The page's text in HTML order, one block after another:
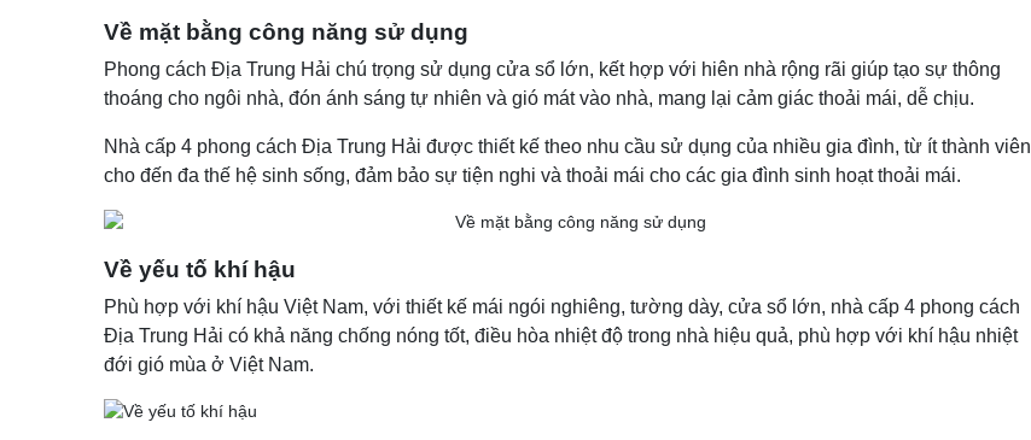
Về mặt bằng công năng sử dụng
Phong cách Địa Trung Hải chú trọng sử dụng cửa sổ lớn, kết hợp với hiên nhà rộng rãi giúp tạo sự thông
thoáng cho ngôi nhà, đón ánh sáng tự nhiên và gió mát vào nhà, mang lại cảm giác thoải mái, dễ chịu.
Nhà cấp 4 phong cách Địa Trung Hải được thiết kế theo nhu cầu sử dụng của nhiều gia đình, từ ít thành viên
cho đến đa thế hệ sinh sống, đảm bảo sự tiện nghi và thoải mái cho các gia đình sinh hoạt thoải mái.
Về yếu tố khí hậu
Phù hợp với khí hậu Việt Nam, với thiết kế mái ngói nghiêng, tường dày, cửa sổ lớn, nhà cấp 4 phong cách
Địa Trung Hải có khả năng chống nóng tốt, điều hòa nhiệt độ trong nhà hiệu quả, phù hợp với khí hậu nhiệt
đới gió mùa ở Việt Nam.